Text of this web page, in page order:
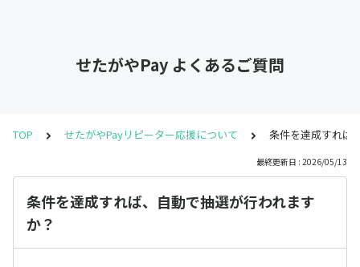
せたがやPay よくあるご質問
TOP せたがやPayリピーター応援について 条件を達成すれば
最終更新日 : 2026/05/13
条件を達成すれば、自動で抽選が行われます
か？